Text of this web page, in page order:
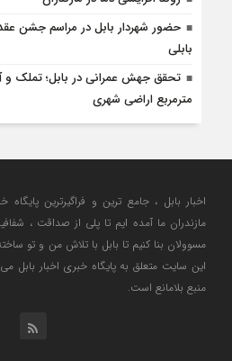
حضور شهردار بابل در مراسم جشن
بابلی
مترمربع اراضی شهری
اخبار بابل ، جامع ترین و فراگیرترین
مازندران ما آمده ایم تا پلی از صداقت ،
مسوولان بنا کنیم تا بابل با تلاش من و تو
این سایت متعلق به پایگاه خبری اخبار بابل
منبع بلامانع است.